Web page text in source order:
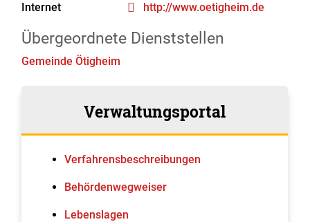
Internet
http://www.oetigheim.de
Übergeordnete Dienststellen
Gemeinde Ötigheim
Verwaltungsportal
Verfahrens­beschreibungen
Behördenwegweiser
Lebenslagen